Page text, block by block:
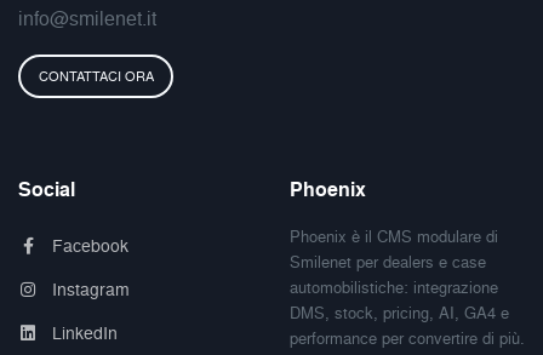
info@smilenet.it
CONTATTACI ORA
Social
Facebook
Instagram
LinkedIn
Phoenix
Phoenix è il CMS modulare di
Smilenet per dealers e case
automobilistiche: integrazione
DMS, stock, pricing, AI, GA4 e
performance per convertire di più.